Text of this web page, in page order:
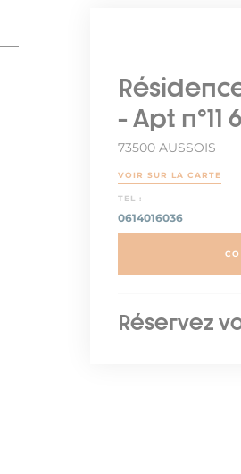
- Apt n°11
73500 AUSSOIS
VOIR SUR LA CARTE
TEL :
0614016036
Réservez